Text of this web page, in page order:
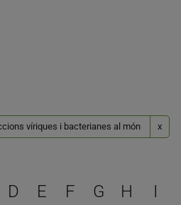
víriques i bacterianes al món x
Escull una lletra per filtrar
D E F G H
I